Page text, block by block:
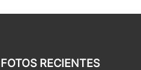
FOTOS RECIENTES